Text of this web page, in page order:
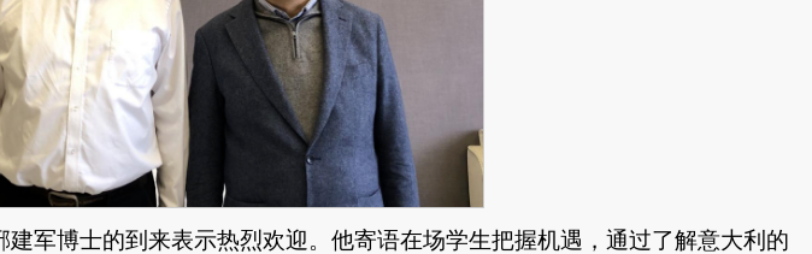
军博士的到来表示热烈欢迎。他寄语在场学生把握机遇，通过了解意大利的